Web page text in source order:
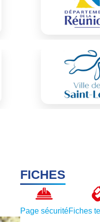
FICHES
Page sécuritéFiches